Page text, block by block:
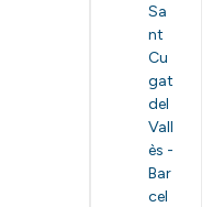
Sa
nt
Cu
gat
del
Vall
ès -
Bar
cel